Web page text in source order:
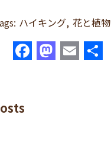
ハイキング 花と植物
F
a
M
a
E
m
共
有